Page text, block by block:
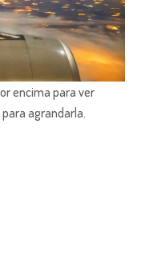
encima para ver
agrandarla.